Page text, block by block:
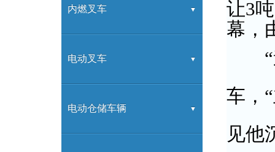
内燃叉车
G系列
K系列
电动叉车
G系列
电动仓储车辆
让3
幕，
“道
车，
见他